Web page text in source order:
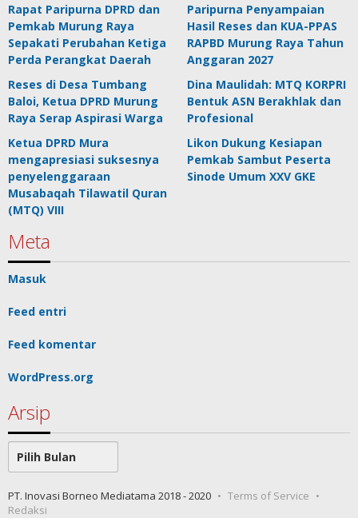
Rapat Paripurna DPRD dan
Pemkab Murung Raya
Sepakati Perubahan Ketiga
Perda Perangkat Daerah
Paripurna Penyampaian
Hasil Reses dan KUA-PPAS
RAPBD Murung Raya Tahun
Anggaran 2027
Reses di Desa Tumbang
Baloi, Ketua DPRD Murung
Raya Serap Aspirasi Warga
Dina Maulidah: MTQ KORPRI
Bentuk ASN Berakhlak dan
Profesional
Ketua DPRD Mura
mengapresiasi suksesnya
penyelenggaraan
Musabaqah Tilawatil Quran
(MTQ) VIII
Likon Dukung Kesiapan
Pemkab Sambut Peserta
Sinode Umum XXV GKE
Meta
Masuk
Feed entri
Feed komentar
WordPress.org
Arsip
Arsip
PT. Inovasi Borneo Mediatama 2018 - 2020
Terms of Service
Redaksi